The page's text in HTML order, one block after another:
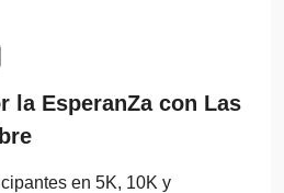
la EsperanZa con Las
en 5K, 10K y